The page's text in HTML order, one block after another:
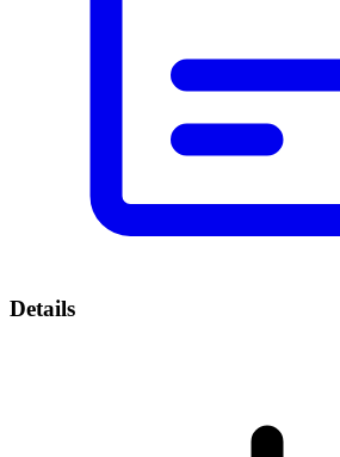
Details